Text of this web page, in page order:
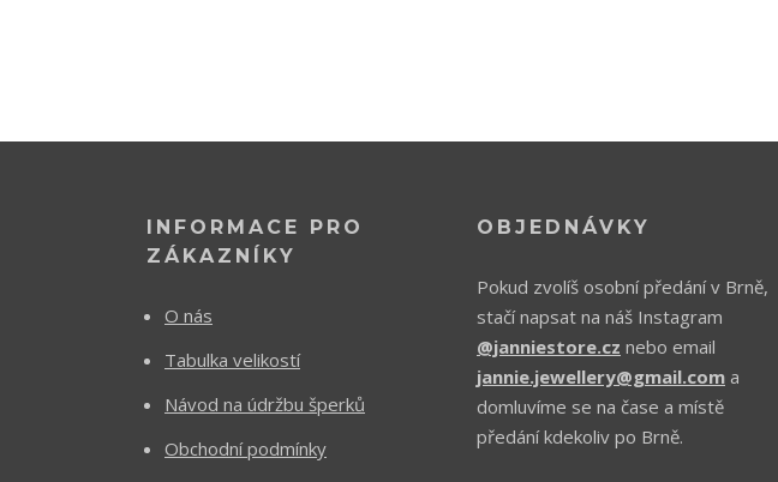
INFORMACE PRO
ZÁKAZNÍKY
O nás
Tabulka velikostí
Návod na údržbu šperků
Obchodní podmínky
OBJEDNÁVKY
Pokud zvolíš osobní předání v Brně,
stačí napsat na náš Instagram
@janniestore.cz nebo email
jannie.jewellery@gmail.com a
domluvíme se na čase a místě
předání kdekoliv po Brně.